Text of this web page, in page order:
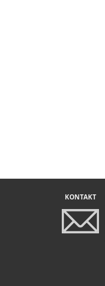
KONTAKT